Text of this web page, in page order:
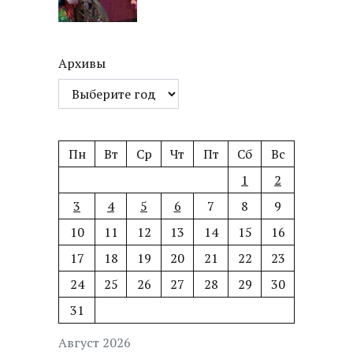
Архивы
Август 2026
Пн Вт Ср Чт Пт Сб
Вс
1
2
3
4 5 6 7 8
9
10
11 12 13 14 15
16
17
18 19 20 21 22
23
24
25 26 27 28 29
30
31